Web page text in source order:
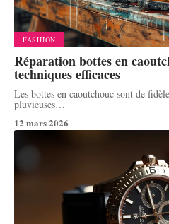
FASHION
Réparation bottes en
techniques efficaces
Les bottes en caoutchouc sont de
pluvieuses…
12 mars 2026